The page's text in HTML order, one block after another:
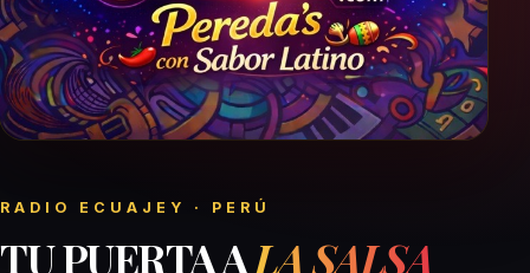
RADIO ECUAJEY · PERÚ
TU PUERTA ALA SALSA